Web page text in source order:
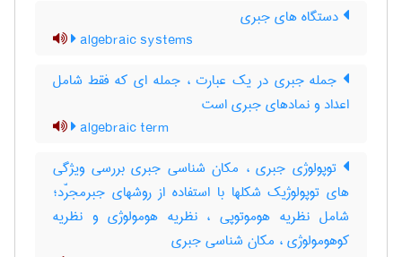
دستگاه های جبری
algebraic systems
جمله جبری در یک عبارت ، جمله ای که فقط شامل
اعداد و نمادهای جبری است
algebraic term
توپولوژی جبری ، مکان شناسی جبری بررسی ویژگی
های توپولوژیک شکلها با استفاده از روشهای جبرمجرّد؛
شامل نظریه هوموتوپی ، نظریه هومولوژی و نظریه
کوهومولوژی ، مکان شناسی جبری